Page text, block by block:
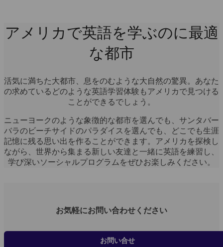
アメリカで英語を学ぶのに最適
な都市
活気に満ちた大都市、息をのむような大自然の驚異。あなた
の求めているどのような英語学習体験もアメリカで見つける
ことができるでしょう。
ニューヨークのような象徴的な都市を選んでも、サンタバー
バラのビーチサイドのパラダイスを選んでも、どこでも生涯
記憶に残る思い出を作ることができます。アメリカを探検し
ながら、世界から集まる新しい友達と一緒に英語を練習し、
学び深いソーシャルプログラムをぜひお楽しみください。
お気軽にお問い合わせください
お問い合せ